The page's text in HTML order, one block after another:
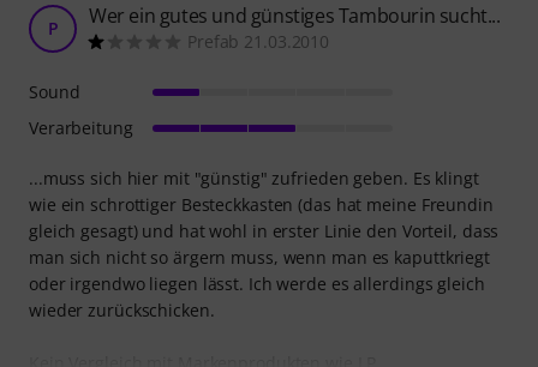
P Wer ein gutes und günstiges Tambourin sucht...
Prefab 21.03.2010
...muss sich hier mit "günstig" zufrieden geben. Es klingt
wie ein schrottiger Besteckkasten (das hat meine Freundin
gleich gesagt) und hat wohl in erster Linie den Vorteil, dass
man sich nicht so ärgern muss, wenn man es kaputtkriegt
oder irgendwo liegen lässt. Ich werde es allerdings gleich
wieder zurückschicken.
Sound
Verarbeitung